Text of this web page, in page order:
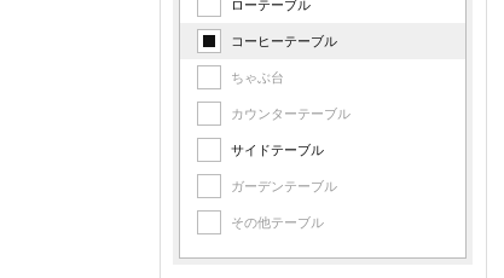
ローテーブル
コーヒーテーブル
ちゃぶ台
カウンターテーブル
サイドテーブル
ガーデンテーブル
その他テーブル